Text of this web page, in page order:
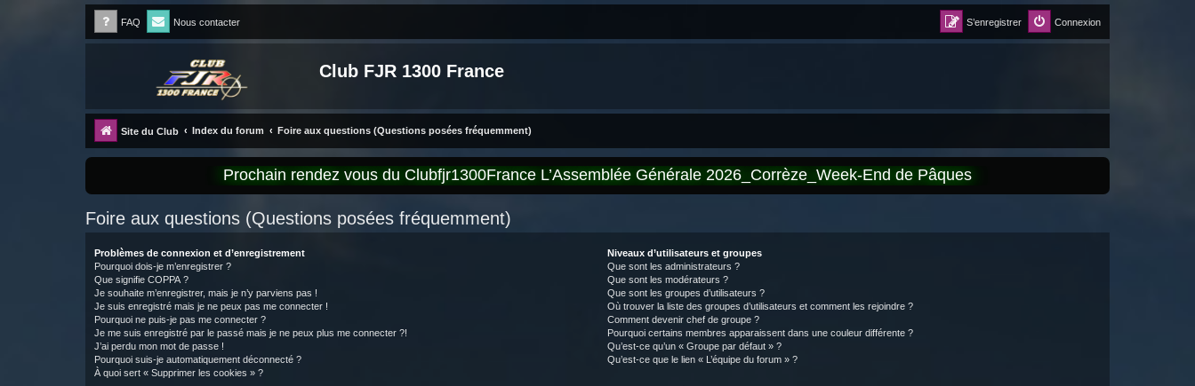
FAQ Nous contacter Connexion
S’enregistrer
Club FJR 1300 France
Site du Club Index du forum Foire aux questions (Questions posées fréquemment)
Prochain rendez vous du Clubfjr1300France L’Assemblée Générale 2026_Corrèze_Week-End de Pâques
Foire aux questions (Questions posées fréquemment)
Problèmes de connexion et d’enregistrement
Pourquoi dois-je m’enregistrer ?
Que signifie COPPA ?
Je souhaite m’enregistrer, mais je n’y parviens pas !
Je suis enregistré mais je ne peux pas me connecter !
Pourquoi ne puis-je pas me connecter ?
Je me suis enregistré par le passé mais je ne peux plus me connecter ?!
J’ai perdu mon mot de passe !
Pourquoi suis-je automatiquement déconnecté ?
À quoi sert « Supprimer les cookies » ?
Niveaux d’utilisateurs et groupes
Que sont les administrateurs ?
Que sont les modérateurs ?
Que sont les groupes d’utilisateurs ?
Où trouver la liste des groupes d’utilisateurs et comment les rejoindre ?
Comment devenir chef de groupe ?
Pourquoi certains membres apparaissent dans une couleur différente ?
Qu’est-ce qu’un « Groupe par défaut » ?
Qu’est-ce que le lien « L’équipe du forum » ?